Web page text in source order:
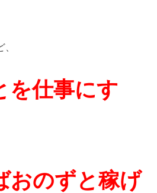
を仕事にす
おのずと稼げ